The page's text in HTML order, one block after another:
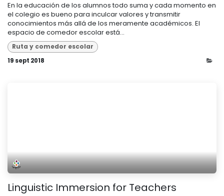
En la educación de los alumnos todo suma y cada momento en
el colegio es bueno para inculcar valores y transmitir
conocimientos más allá de los meramente académicos. El
espacio de comedor escolar está...
Ruta y comedor escolar
19 sept 2018
Linguistic Immersion for Teachers